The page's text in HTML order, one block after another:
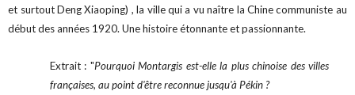
et surtout Deng Xiaoping) , la ville qui a vu naître la Chine communiste au
début des années 1920. Une histoire étonnante et passionnante.
Extrait : "Pourquoi Montargis est-elle la plus chinoise des villes
françaises, au point d'être reconnue jusqu'à Pékin ?